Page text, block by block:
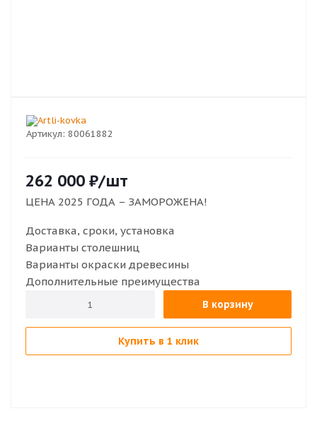
Артикул: 80061882
262 000 ₽/шт
ЦЕНА 2025 ГОДА – ЗАМОРОЖЕНА!
Доставка, сроки, установка
Варианты столешниц
Варианты окраски древесины
Дополнительные преимущества
В корзину
Купить в 1 клик